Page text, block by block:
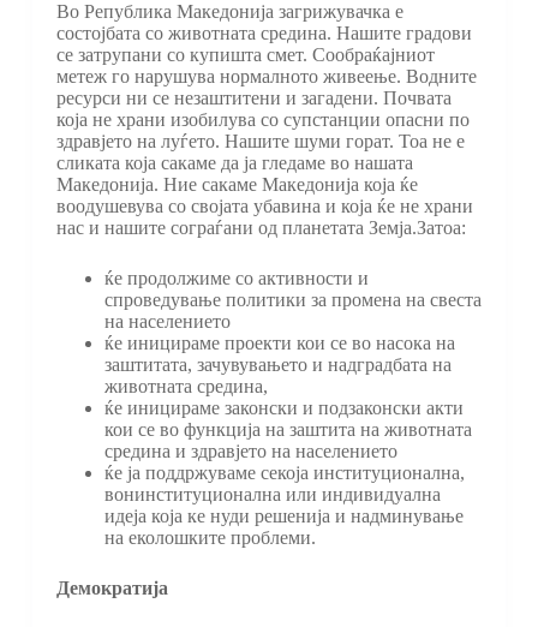
Во Република Македонија загрижувачка е
состојбата со животната средина. Нашите градови
се затрупани со купишта смет. Сообраќајниот
метеж го нарушува нормалното живеење. Водните
ресурси ни се незаштитени и загадени. Почвата
која не храни изобилува со супстанции опасни по
здравјето на луѓето. Нашите шуми горат. Тоа не е
сликата која сакаме да ја гледаме во нашата
Македонија. Ние сакаме Македонија која ќе
воодушевува со својата убавина и која ќе не храни
нас и нашите сограѓани од планетата Земја.Затоа:
ќе продолжиме со активности и
спроведување политики за промена на свеста
на населението
ќе иницираме проекти кои се во насока на
заштитата, зачувувањето и надградбата на
животната средина,
ќе иницираме законски и подзаконски акти
кои се во функција на заштита на животната
средина и здравјето на населението
ќе ја поддржуваме секоја институционална,
вонинституционална или индивидуална
идеја која ке нуди решенија и надминување
на еколошките проблеми.
Демократија